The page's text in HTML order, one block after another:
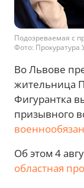
Подозреваемая с
Фото: Прокуратура
Во Львове
жительница
Фигурантка
призывного
Об этом 4
областная